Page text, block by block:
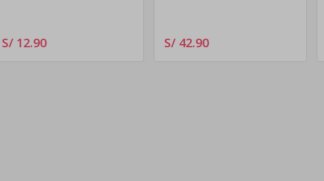
S/ 12.90 S/ 42.90